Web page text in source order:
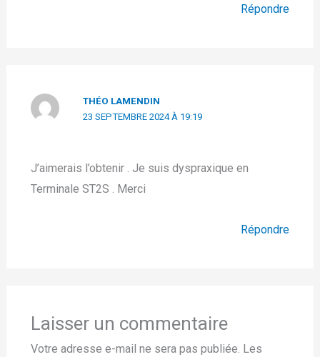
Répondre
THÉO LAMENDIN
23 SEPTEMBRE 2024 À 19:19
J’aimerais l’obtenir . Je suis dyspraxique en
Terminale ST2S . Merci
Répondre
Laisser un commentaire
Votre adresse e-mail ne sera pas publiée. Les